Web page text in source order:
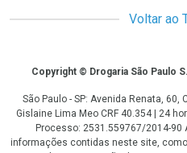
Voltar ao
CopyrightCopyright © Drogaria São Paulo
São Paulo - SP: Avenida Renata,
Gislaine Lima Meo CRF 40.354 | 24
Processo: 2531.559767/2014-90
informações contidas neste site,